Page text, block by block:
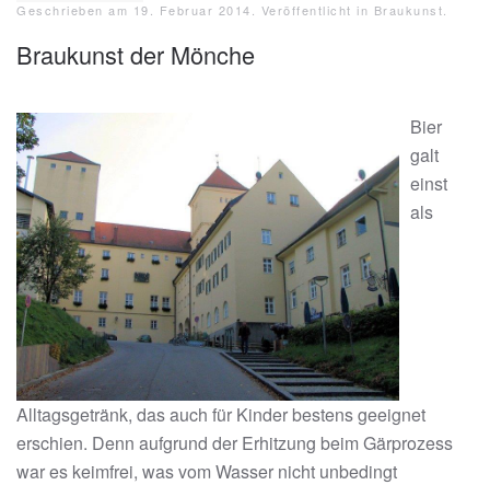
Geschrieben am 19. Februar 2014. Veröffentlicht in Braukunst.
Braukunst der Mönche
Bier
galt
einst
als
Alltagsgetränk, das auch für Kinder bestens geeignet
erschien. Denn aufgrund der Erhitzung beim Gärprozess
war es keimfrei, was vom Wasser nicht unbedingt